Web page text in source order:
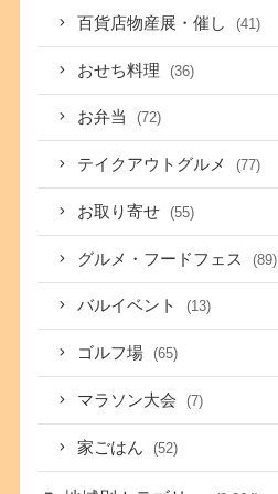
百貨店物産展・催し (41)
おせち料理 (36)
お弁当 (72)
テイクアウトグルメ (77)
お取り寄せ (55)
グルメ・フードフェス (89)
バルイベント (13)
ゴルフ場 (65)
マラソン大会 (7)
家ごはん (52)